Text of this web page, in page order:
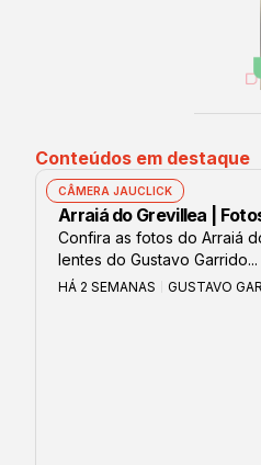
Conteúdos em destaque
CÂMERA JAUCLICK
Arraiá do Grevillea |
Confira as fotos do Arraiá
lentes do Gustavo Garrido...
HÁ 2 SEMANAS GUSTAVO